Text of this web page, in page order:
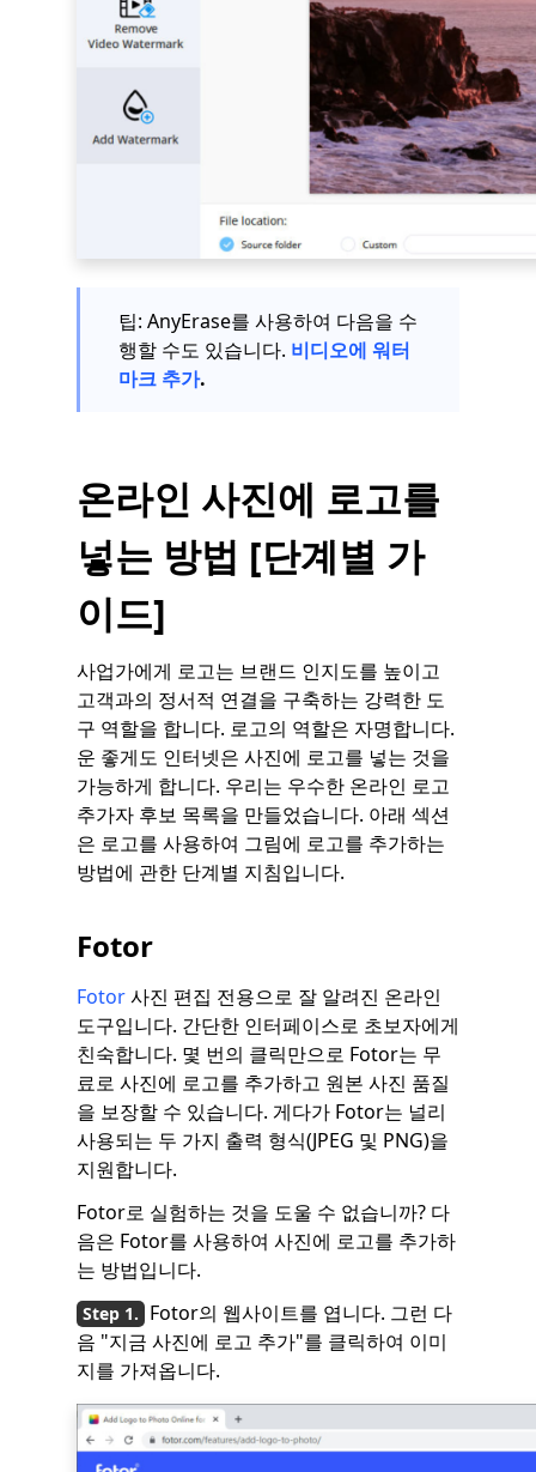
팁: AnyErase를 사용하여 다음을 수
행할 수도 있습니다. 비디오에 워터
마크 추가.
온라인 사진에 로고를
넣는 방법 [단계별 가
이드]
사업가에게 로고는 브랜드 인지도를 높이고
고객과의 정서적 연결을 구축하는 강력한 도
구 역할을 합니다. 로고의 역할은 자명합니다.
운 좋게도 인터넷은 사진에 로고를 넣는 것을
가능하게 합니다. 우리는 우수한 온라인 로고
추가자 후보 목록을 만들었습니다. 아래 섹션
은 로고를 사용하여 그림에 로고를 추가하는
방법에 관한 단계별 지침입니다.
Fotor
Fotor사진 편집 전용으로 잘 알려진 온라인
도구입니다. 간단한 인터페이스로 초보자에게
친숙합니다. 몇 번의 클릭만으로 Fotor는 무
료로 사진에 로고를 추가하고 원본 사진 품질
을 보장할 수 있습니다. 게다가 Fotor는 널리
사용되는 두 가지 출력 형식(JPEG 및 PNG)을
지원합니다.
Fotor로 실험하는 것을 도울 수 없습니까? 다
음은 Fotor를 사용하여 사진에 로고를 추가하
는 방법입니다.
Fotor의 웹사이트를 엽니다. 그런 다
음 "지금 사진에 로고 추가"를 클릭하여 이미
지를 가져옵니다.